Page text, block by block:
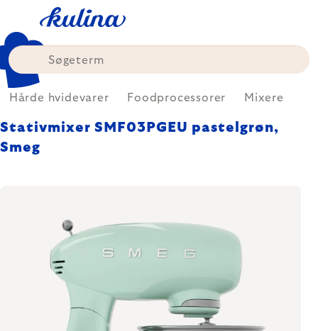
content
Hårde hvidevarer Foodprocessorer Mixere
Stativmixer SMF03PGEU pastelgrøn,
Smeg